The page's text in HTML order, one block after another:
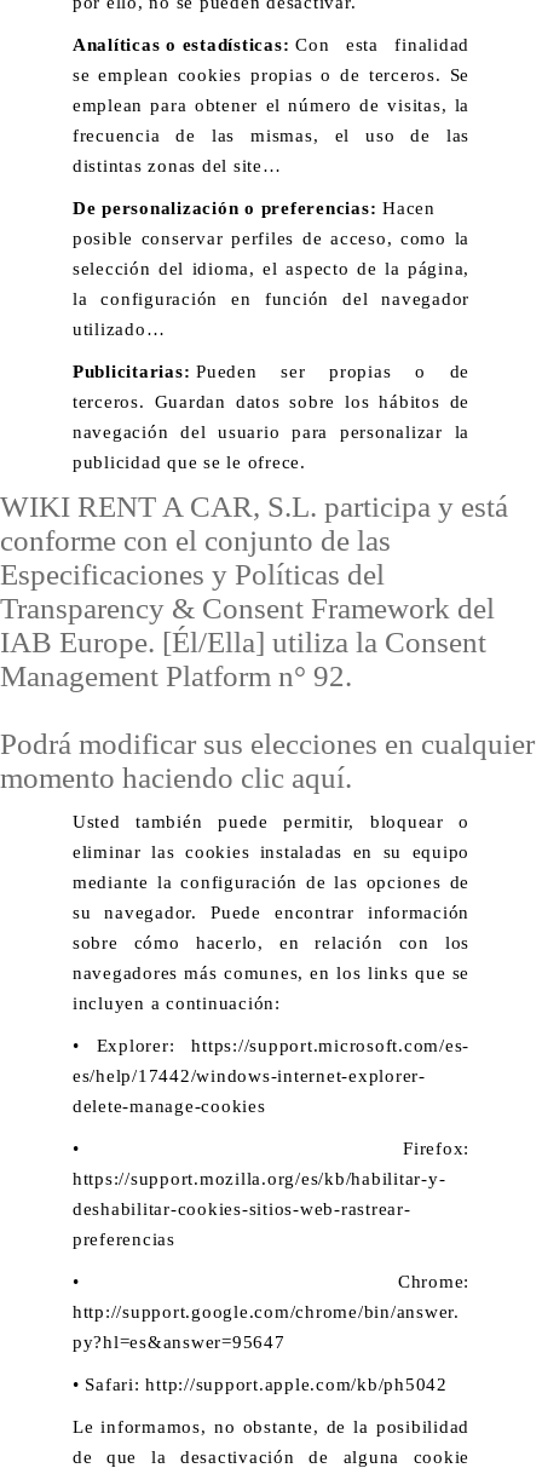
Analíticas o estadísticas:Con esta finalidad
se emplean cookies propias o de terceros. Se
emplean para obtener el número de visitas, la
frecuencia de las mismas, el uso de las
distintas zonas del site…
De personalización o preferencias:Hacen
posible conservar perfiles de acceso, como la
selección del idioma, el aspecto de la página,
la configuración en función del navegador
utilizado…
Publicitarias:Pueden ser propias o de
terceros. Guardan datos sobre los hábitos de
navegación del usuario para personalizar la
publicidad que se le ofrece.
WIKI RENT A CAR, S.L. participa y está
conforme con el conjunto de las
Especificaciones y Políticas del
Transparency & Consent Framework del
IAB Europe. [Él/Ella] utiliza la Consent
Management Platform n° 92.
Podrá modificar sus elecciones en cualquier
momento haciendo clic aquí.
Usted también puede permitir, bloquear o
eliminar las cookies instaladas en su equipo
mediante la configuración de las opciones de
su navegador. Puede encontrar información
sobre cómo hacerlo, en relación con los
navegadores más comunes, en los links que se
incluyen a continuación:
• Explorer: https://support.microsoft.com/es-
es/help/17442/windows-internet-explorer-
delete-manage-cookies
• Firefox:
https://support.mozilla.org/es/kb/habilitar-y-
deshabilitar-cookies-sitios-web-rastrear-
preferencias
• Chrome:
http://support.google.com/chrome/bin/answer.
py?hl=es&answer=95647
• Safari: http://support.apple.com/kb/ph5042
Le informamos, no obstante, de la posibilidad
de que la desactivación de alguna cookie